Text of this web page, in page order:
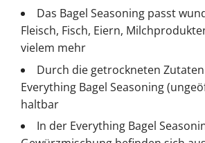
Das Bagel Seasoning passt
Fleisch, Fisch, Eiern,
vielem mehr
Durch die getrockneten
Everything Bagel Seasoning
haltbar
In der Everything Bagel